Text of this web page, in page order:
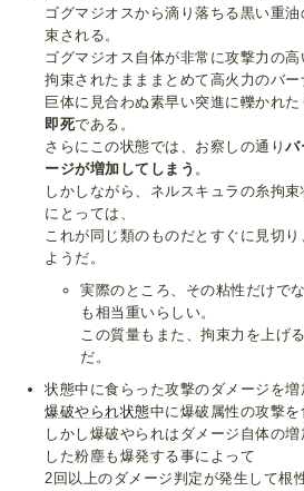
ゴグマジオスから滴り落ちる黒い重
束される。
ゴグマジオス自体が非常に攻撃力の高
拘束されたまままとめて高火力のバー
巨体に見合わぬ素早い突進に轢かれ
即死である。
さらにこの状態では、お察しの通りバ
ージが増加してしまう 。
しかしながら、ネルスキュラの糸拘
にとっては、
これが同じ類のものだとすぐに見切
ようだ。
実際のところ、その粘性だけで
も相当重いらしい。
この質量もまた、拘束力を上げ
だ。
状態中に食らった攻撃のダメージを
爆破やられ状態中に爆破属性の攻撃を
しかし爆破やられはダメージ自体の
した粉塵も爆発する事によって
2回以上のダメージ判定が発生して根